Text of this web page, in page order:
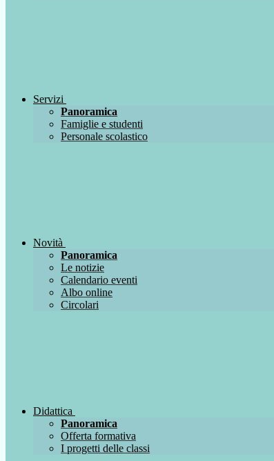
Servizi
Panoramica
Famiglie e studenti
Personale scolastico
Novità
Panoramica
Le notizie
Calendario eventi
Albo online
Circolari
Didattica
Panoramica
Offerta formativa
I progetti delle classi